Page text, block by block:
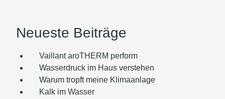
Neueste Beiträge
Vaillant aroTHERM perform
Wasserdruck im Haus verstehen
Warum tropft meine Klimaanlage
Kalk im Wasser